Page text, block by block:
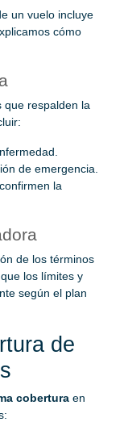
un vuelo incluye
cómo
que respalden la
de emergencia.
la
de los términos
los límites y
según el plan
de
cobertura en